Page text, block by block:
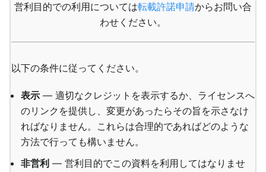
営利目的での利用については転載許諾申請からお問い合
わせください。
以下の条件に従ってください。
表示 — 適切なクレジットを表示するか、ライセンスへ
のリンクを提供し、変更があったらその旨を示さなけ
ればなりません。これらは合理的であればどのような
方法で行っても構いません。
非営利 — 営利目的でこの資料を利用してはなりませ